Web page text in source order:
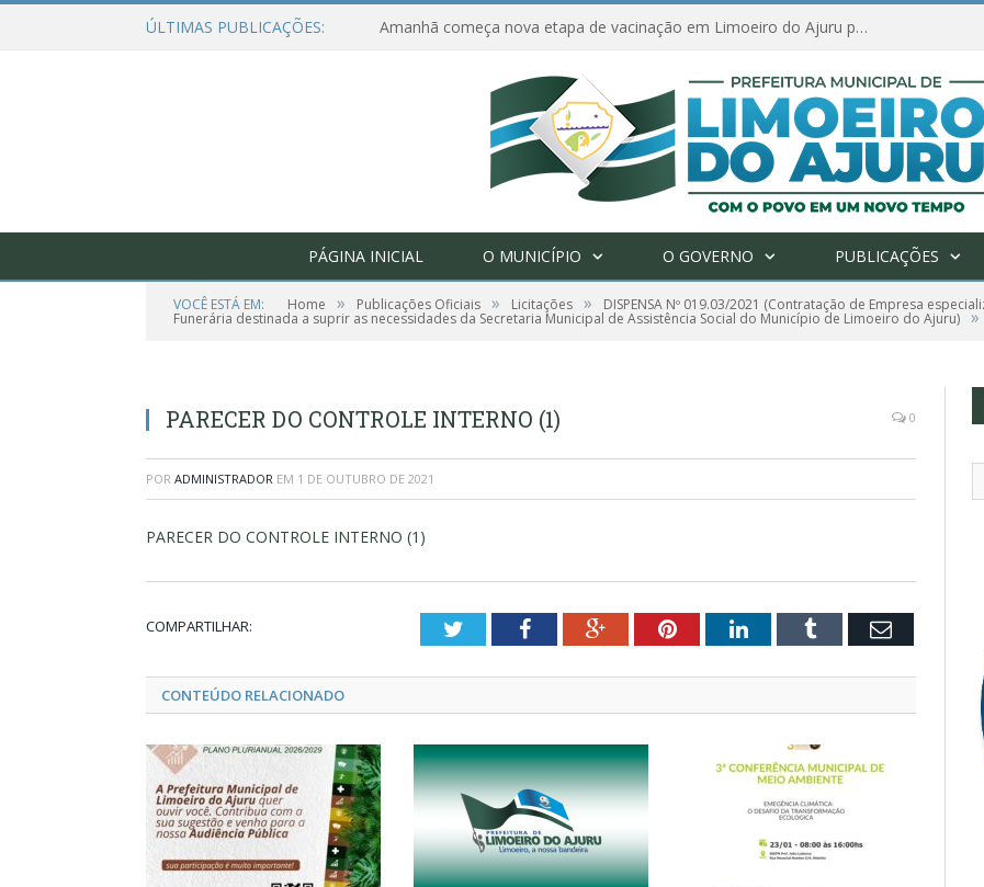
ÚLTIMAS PUBLICAÇÕES: Amanhã começa nova etapa de vacinação em Limoeiro do Ajuru para idosos com 65 ou mais
PÁGINA INICIAL O MUNICÍPIO O GOVERNO PUBLICAÇÕES
VOCÊ ESTÁ EM: Home » Publicações Oficiais » Licitações » DISPENSA Nº 019.03/2021 (Contratação de Empresa
Funerária destinada a suprir as necessidades da Secretaria Municipal de Assistência Social do Município de Limoeiro do Ajuru) »
PARECER DO CONTROLE INTERNO (1) 0
POR ADMINISTRADOR EM 1 DE OUTUBRO DE 2021
PARECER DO CONTROLE INTERNO (1)
COMPARTILHAR: TwitterFacebookGoogle+PinterestLinkedInTumblr Email
CONTEÚDO RELACIONADO